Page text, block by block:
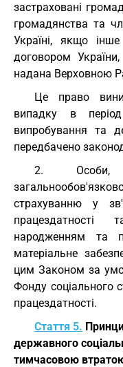
застраховані
громадянства та
Україні, якщо
договором
надана Верховною
Це право
випадку в
випробування та
передбачено
2. Особи,
страхуванню у
працездатності
народженням та
матеріальне
цим Законом за
Фонду соціального
працездатності.
Стаття 5.
державного
тимчасовою